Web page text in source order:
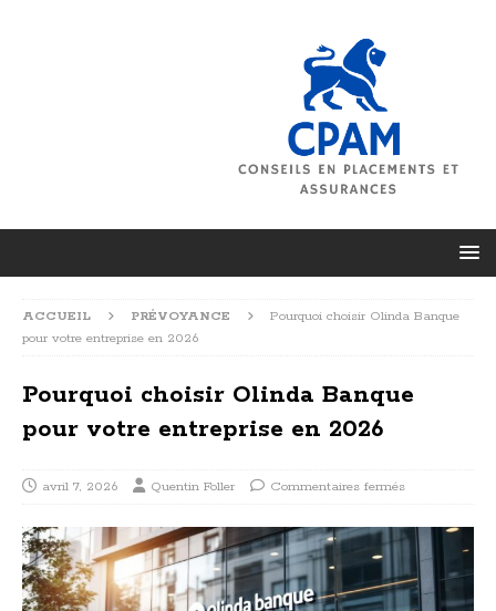
ACCUEIL PRÉVOYANCE
Pourquoi choisir Olinda Banque
pour votre entreprise en 2026
Pourquoi choisir Olinda Banque
pour votre entreprise en 2026
avril 7, 2026 Quentin Foller Commentaires fermés